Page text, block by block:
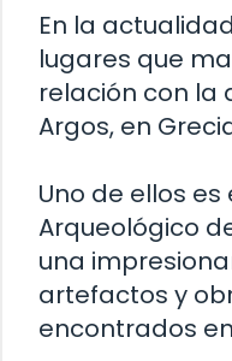
En la
lugares que
relación con la
Argos, en
Uno de ellos es
Arqueológico
una
artefactos y
encontrados